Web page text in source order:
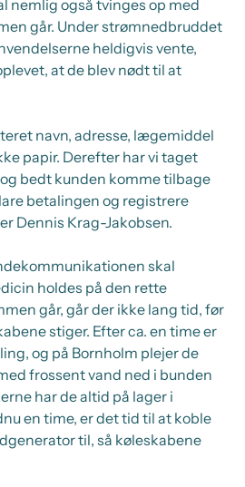
nemlig også tvinges op med
går. Under strømnedbruddet
heldigvis vente,
at de blev nødt til at
navn, adresse, lægemiddel
papir. Derefter har vi taget
bedt kunden komme tilbage
betalingen og registrere
Dennis Krag-Jakobsen.
skal
holdes på den rette
går, går der ikke lang tid, før
stiger. Efter ca. en time er
og på Bornholm plejer de
frossent vand ned i bunden
har de altid på lager i
en time, er det tid til at koble
til, så køleskabene